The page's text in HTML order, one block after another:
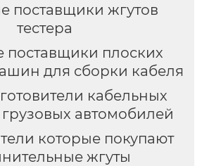
поставщики жгутов
тестера
поставщики плоских
для сборки кабеля
кабельных
автомобилей
которые покупают
жгуты